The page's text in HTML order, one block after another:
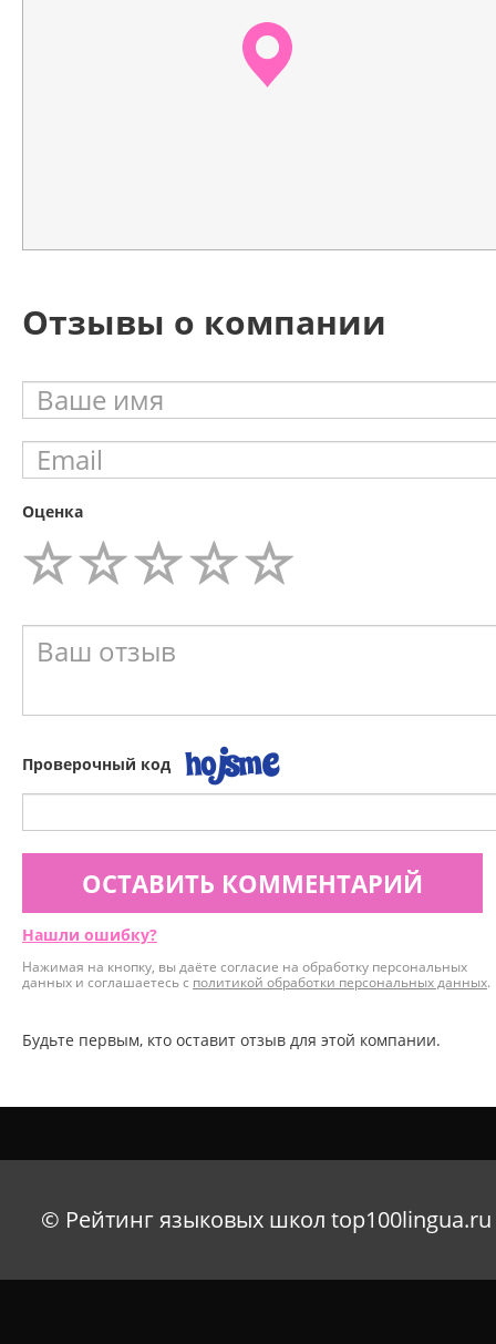
Отзывы о компании
Оценка
Проверочный код
ОСТАВИТЬ КОММЕНТАРИЙ
Нашли ошибку?
Нажимая на кнопку, вы даёте согласие на обработку персональных
данных и соглашаетесь с политикой обработки персональных данных.
Будьте первым, кто оставит отзыв для этой компании.
© Рейтинг языковых школ top100lingua.ru